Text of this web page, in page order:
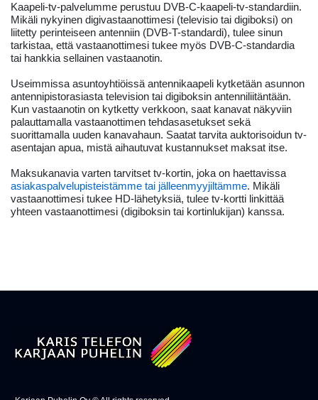
Kaapeli-tv-palvelumme perustuu DVB-C-kaapeli-tv-standardiin.
Mikäli nykyinen digivastaanottimesi (televisio tai digiboksi) on
liitetty perinteiseen antenniin (DVB-T-standardi), tulee sinun
tarkistaa, että vastaanottimesi tukee myös DVB-C-standardia
tai hankkia sellainen vastaanotin.
Useimmissa asuntoyhtiöissä antennikaapeli kytketään asunnon
antennipistorasiasta television tai digiboksin antenniliitäntään.
Kun vastaanotin on kytketty verkkoon, saat kanavat näkyviin
palauttamalla vastaanottimen tehdasasetukset sekä
suorittamalla uuden kanavahaun. Saatat tarvita auktorisoidun tv-
asentajan apua, mistä aihautuvat kustannukset maksat itse.
Maksukanavia varten tarvitset tv-kortin, joka on haettavissa
asiakaspalvelupisteistämme tai jälleenmyyjiltämme. Mikäli
vastaanottimesi tukee HD-lähetyksiä, tulee tv-kortti linkittää
yhteen vastaanottimesi (digiboksin tai kortinlukijan) kanssa.